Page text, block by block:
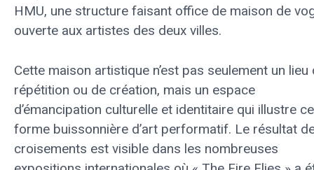
HMU, une structure faisant office de maison de
ouverte aux artistes des deux villes.
Cette maison artistique n’est pas seulement un lieu
répétition ou de création, mais un espace
d’émancipation culturelle et identitaire qui illustre
forme buissonnière d’art performatif. Le résultat
croisements est visible dans les nombreuses